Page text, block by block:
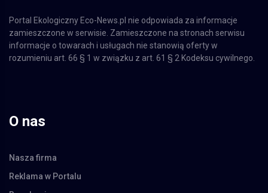
Portal Ekologiczny Eco-News.pl nie odpowiada za informacje
zamieszczone w serwisie. Zamieszczone na stronach serwisu
informacje o towarach i usługach nie stanowią oferty w
rozumieniu art. 66 § 1 w związku z art. 61 § 2 Kodeksu cywilnego.
O nas
Nasza firma
Reklama w Portalu